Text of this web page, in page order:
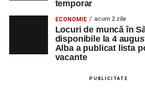
temporar
ECONOMIE acum 2 zile
Locuri de muncă în
disponibile la 4
Alba a publicat lista
vacante
PUBLICITATE